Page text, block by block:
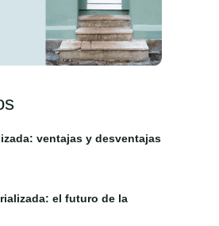
ventajas y desventajas
el futuro de la